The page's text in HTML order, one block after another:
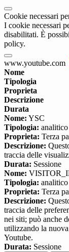
Cookie necessari
I cookie necessari
disabilitati. È
policy.
www.youtube.com
Nome
Tipologia
Proprieta
Descrizione
Durata
Nome: YSC
Tipologia: analitico
Proprieta: Terza
Descrizione:
traccia delle
Durata: Sessione
Nome:
Tipologia: analitico
Proprieta: Terza
Descrizione:
traccia delle
nei siti; può anche
utilizzando la
Youtube.
Durata: Sessione